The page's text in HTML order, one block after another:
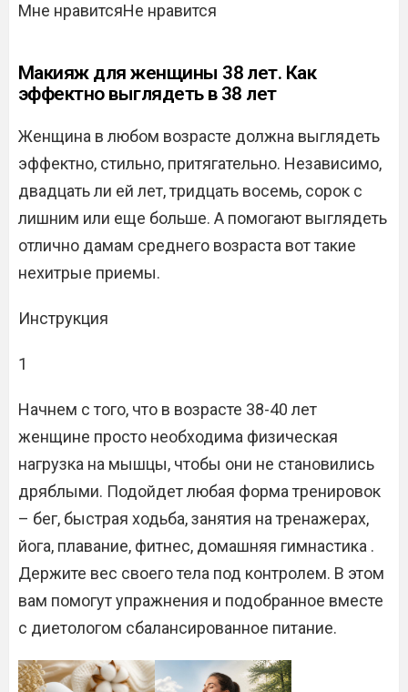
Мне нравитсяНе нравится
Макияж для женщины 38 лет. Как
эффектно выглядеть в 38 лет
Женщина в любом возрасте должна выглядеть
эффектно, стильно, притягательно. Независимо,
двадцать ли ей лет, тридцать восемь, сорок с
лишним или еще больше. А помогают выглядеть
отлично дамам среднего возраста вот такие
нехитрые приемы.
Инструкция
1
Начнем с того, что в возрасте 38-40 лет
женщине просто необходима физическая
нагрузка на мышцы, чтобы они не становились
дряблыми. Подойдет любая форма тренировок
– бег, быстрая ходьба, занятия на тренажерах,
йога, плавание, фитнес, домашняя гимнастика .
Держите вес своего тела под контролем. В этом
вам помогут упражнения и подобранное вместе
с диетологом сбалансированное питание.